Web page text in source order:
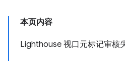
本页内容
Lighthouse 视口元标记审核